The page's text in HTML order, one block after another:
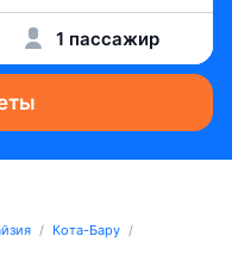
1 пассажир
Кота-Бару